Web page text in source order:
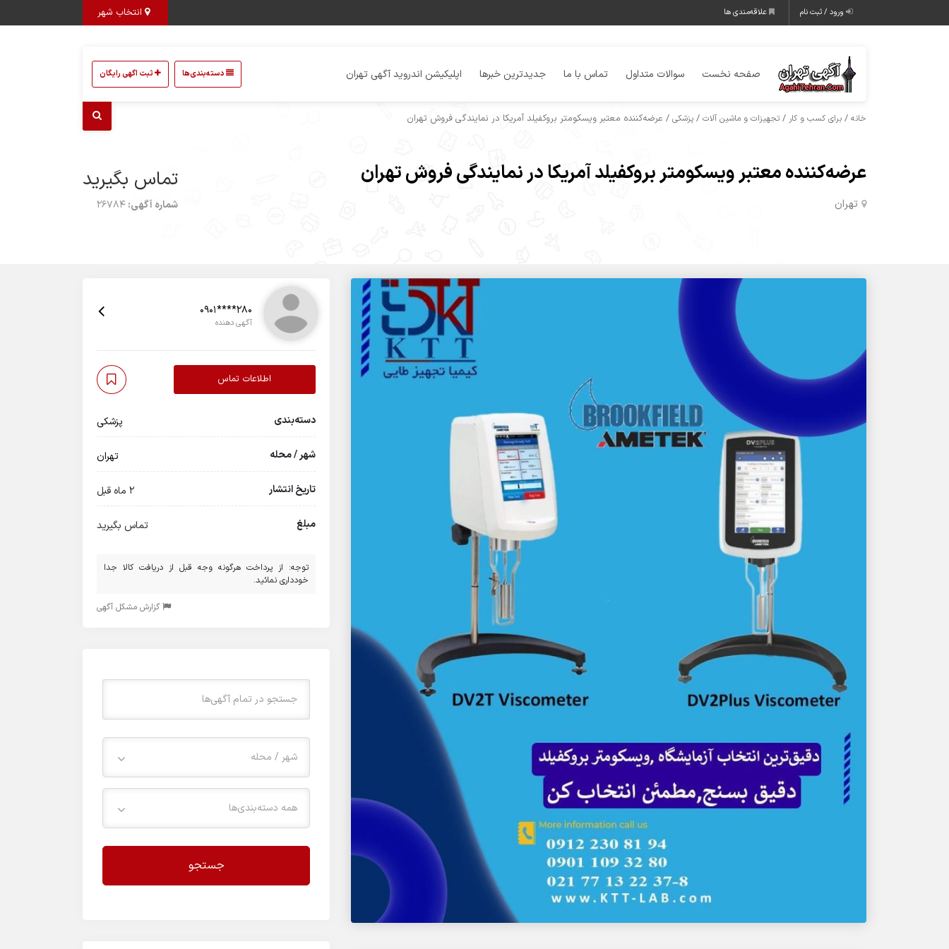
انتخاب شهر ورود / ثبت نام علاقه‌مندی ها
صفحه نخست سوالات متداول تماس با ما جدیدترین خبرها اپلیکیشن اندروید آگهی تهران دسته‌بندی‌ها ثبت اگهی رایگان
خانه / برای کسب و کار / تجهیزات و ماشین آلات / پزشکی / عرضه‌کننده معتبر ویسکومتر بروکفیلد آمریکا در نمایندگی فروش تهران
عرضه‌کننده معتبر ویسکومتر بروکفیلد آمریکا در نمایندگی فروش تهران
تهران
تماس بگیرید
شماره آگهی:26784
0901****280
آگهی دهنده
اطلاعات تماس
دسته‌بندی پزشکی
شهر / محله تهران
تاریخ انتشار 2 ماه قبل
مبلغ تماس بگیرید
توجه: از پرداخت هرگونه وجه قبل از دریافت کالا جدا
خودداری نمائید.
گزارش مشکل آگهی
شهر / محله
همه دسته‌بندی‌ها
جستجو